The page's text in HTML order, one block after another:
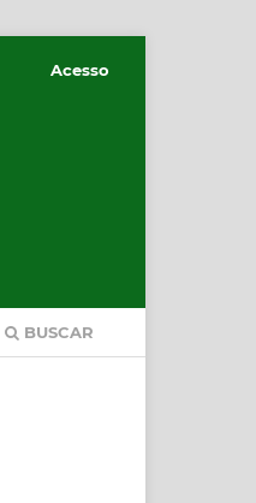
BUSCAR
Acesso